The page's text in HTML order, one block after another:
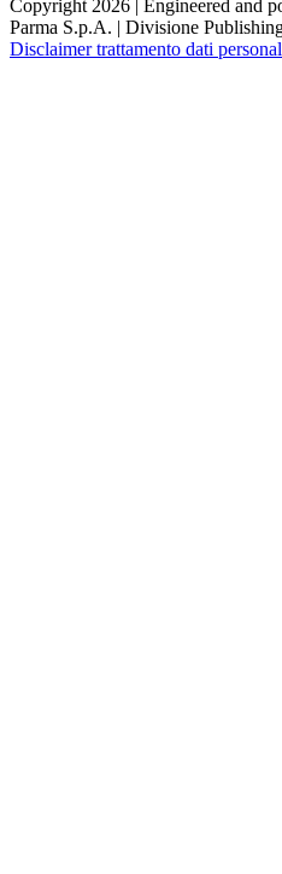
Copyright 2026 | Engineered and
Parma S.p.A. | Divisione
Disclaimer trattamento dati